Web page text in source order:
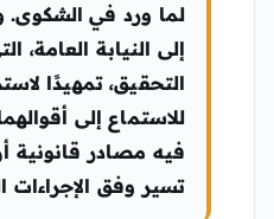
لما ورد في الشكوى.
إلى النيابة العامة،
التحقيق، تمهيدًا
للاستماع إلى
فيه مصادر قانونية
تسير وفق الإجراءات